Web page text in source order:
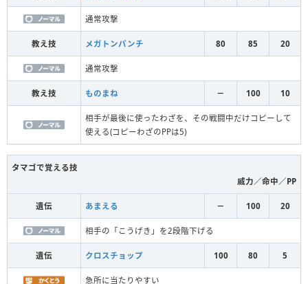
通常攻撃
教え技 メガトンパンチ 80 85 20
通常攻撃
教え技 ものまね － 100 10
相手が最後に使ったわざを、その戦闘中だけコピーして
使える(コピーわざのPPは5)
タマゴで覚える技
威力／命中／PP
遺伝 あまえる － 100 20
相手の「こうげき」を2段階下げる
遺伝 クロスチョップ 100 80 5
急所に当たりやすい